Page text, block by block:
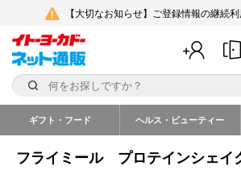
【大切なお知らせ】ご登録情報の継続
ギフト・フード ヘルス・ビューティー
フライミール プロテインシェイ